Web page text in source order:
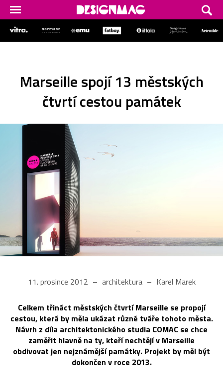
Marseille spojí 13 městských
čtvrtí cestou památek
11. prosince 2012 architektura Karel Marek
Celkem třináct městských čtvrtí Marseille se propojí
cestou, která by měla ukázat různé tváře tohoto města.
Návrh z díla architektonického studia COMAC se chce
zaměřit hlavně na ty, kteří nechtějí v Marseille
obdivovat jen nejznámější památky. Projekt by měl být
dokončen v roce 2013.